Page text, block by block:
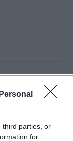
third parties, or
for